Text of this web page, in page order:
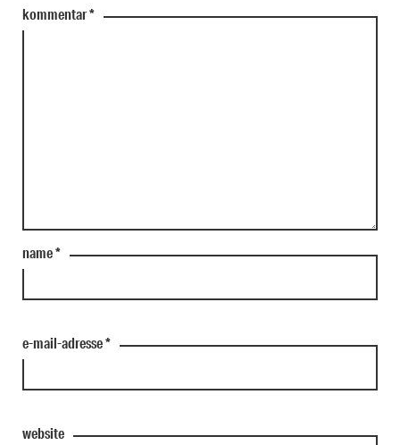
kommentar*
name*
e-mail-adresse*
website